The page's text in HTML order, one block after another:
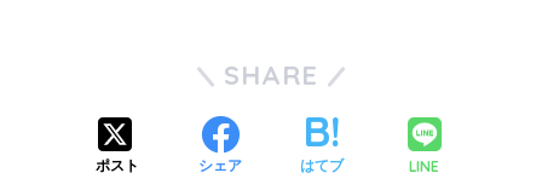
SHARE
ポスト シェア はてブ LINE